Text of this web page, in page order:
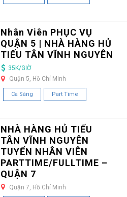
Nhân Viên PHỤC VỤ
QUẬN 5 | NHÀ HÀNG HỦ
TIẾU TÂN VĨNH NGUYÊN
35K/GIỜ
Quận 5, Hồ Chí Minh
Ca Sáng Part Time
NHÀ HÀNG HỦ TIẾU
TÂN VĨNH NGUYÊN
TUYỂN NHÂN VIÊN
PARTTIME/FULLTIME –
QUẬN 7
Quận 7, Hồ Chí Minh